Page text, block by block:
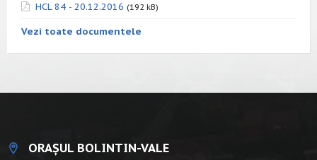
HCL 84 - 20.12.2016 (192 kB)
Vezi toate documentele
ORAȘUL BOLINTIN-VALE